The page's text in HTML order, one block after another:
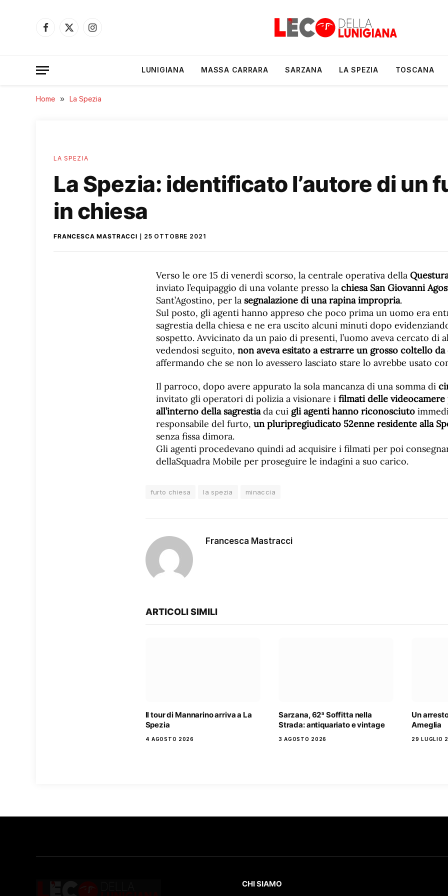
Facebook
X
Instagram
LUNIGIANA MASSA CARRARA SARZANA LA SPEZIA TOSCANA
Home » La Spezia
LA SPEZIA
La Spezia: identificato l’autore di un
in chiesa
FRANCESCA MASTRACCI 25 OTTOBRE 2021
Verso le ore 15 di venerdì scorso, la centrale operativa della
inviato l’equipaggio di una volante presso la chiesa San Giovanni
Sant’Agostino, per la segnalazione di una rapina impropria.
Sul posto, gli agenti hanno appreso che poco prima un uomo era
sagrestia della chiesa e ne era uscito alcuni minuti dopo
sospetto. Avvicinato da un paio di presenti, l’uomo aveva cercato di
vedendosi seguito, non aveva esitato a estrarre un grosso coltello da
affermando che se non lo avessero lasciato stare lo avrebbe usato
Il parroco, dopo avere appurato la sola mancanza di una somma di
invitato gli operatori di polizia a visionare i filmati delle
all’interno della sagrestiada cui gli agenti hanno riconosciuto
responsabile del furto, un pluripregiudicato 52enne residente alla
senza fissa dimora.
Gli agenti procedevano quindi ad acquisire i filmati per poi
dellaSquadra Mobile per proseguire le indagini a suo carico.
furto chiesa la spezia minaccia
Francesca Mastracci
ARTICOLI SIMILI
Il tour di Mannarino arriva a La
Spezia
4 AGOSTO 2026
Sarzana, 62ª Soffitta nella
Strada: antiquariato e vintage
3 AGOSTO 2026
Un
Ameglia
29 LUGLIO
CHI SIAMO